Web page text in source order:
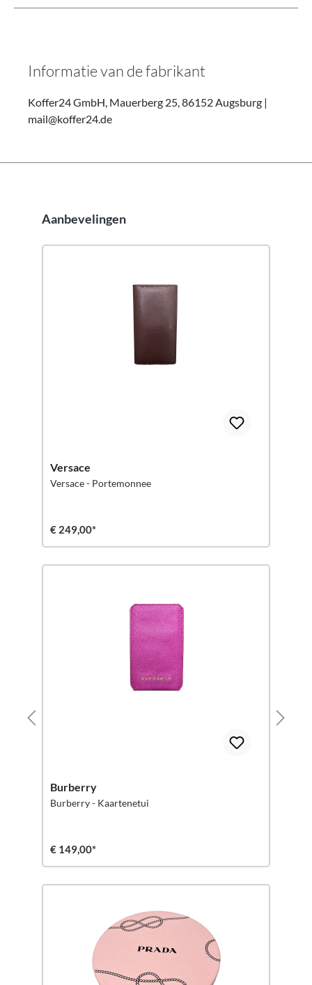
Informatie van de fabrikant
Koffer24 GmbH, Mauerberg 25, 86152 Augsburg |
mail@koffer24.de
Productgalerij overslaan
Aanbevelingen
Versace
Versace - Portemonnee
€ 249,00*
Burberry
Burberry - Kaartenetui
€ 149,00*